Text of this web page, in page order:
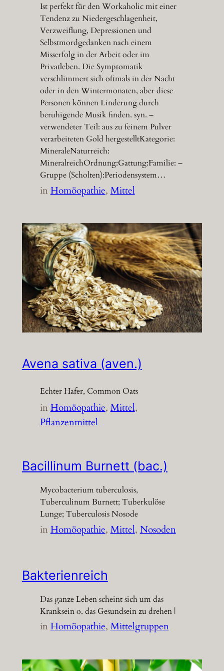
Ist perfekt für den Workaholic mit einer
Tendenz zu Niedergeschlagenheit,
Verzweiflung, Depressionen und
Selbstmordgedanken nach einem
Misserfolg in der Arbeit oder im
Privatleben. Die Symptomatik
verschlimmert sich oftmals in der Nacht
oder in den Wintermonaten, aber diese
Personen können Linderung durch
beruhigende Musik finden. syn. –
verwendeter Teil: aus zu feinem Pulver
verarbeiteten Gold hergestelltKategorie:
MineraleNaturreich:
MineralreichOrdnung:Gattung:Familie: –
Gruppe (Scholten):Periodensystem…
inHomöopathie, Mittel
Avena sativa (aven.)
Echter Hafer, Common Oats
inHomöopathie, Mittel
Pflanzenmittel
Bacillinum Burnett (bac.)
Mycobacterium tuberculosis,
Tuberculinum Burnett; Tuberkulöse
Lunge; Tuberculosis Nosode
inHomöopathie, Mittel, Nosoden
Bakterienreich
Das ganze Leben scheint sich um das
Kranksein o. das Gesundsein zu drehen |
inHomöopathie, Mittelgruppen